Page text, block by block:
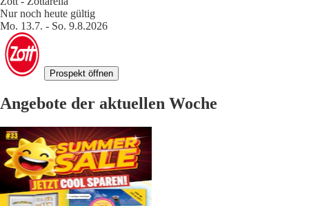
Nur noch heute gültig
Mo. 13.7. - So. 9.8.2026
Prospekt öffnen
Angebote der aktuellen Woche